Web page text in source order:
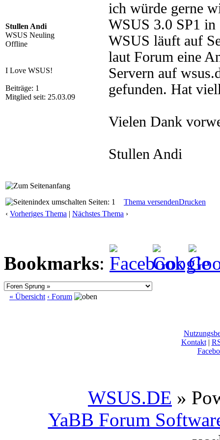
Stullen Andi
WSUS Neuling
Offline
I Love WSUS!
Beiträge: 1
Mitglied seit: 25.03.09
ich würde gerne
WSUS 3.0 SP1 in
WSUS läuft auf
laut Forum eine
Servern auf
gefunden. Hat
Vielen Dank
Stullen Andi
Seiten: 1 Thema versendenDrucken
‹ Vorheriges Thema | Nächstes Thema ›
Bookmarks:
« Übersicht ‹ Forum
Kontakt|
WSUS.DE »
YaBB Forum